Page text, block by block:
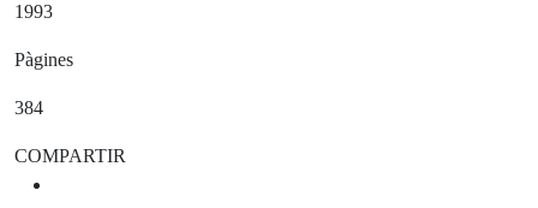
1993
Pàgines
384
COMPARTIR